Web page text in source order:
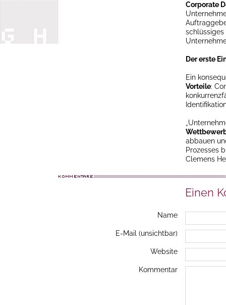
Corporate
Der erste
Ein
Vorteile:
abbauen
Prozesses
Clemens
Einen
Name
E-Mail (unsichtbar)
Website
Kommentar